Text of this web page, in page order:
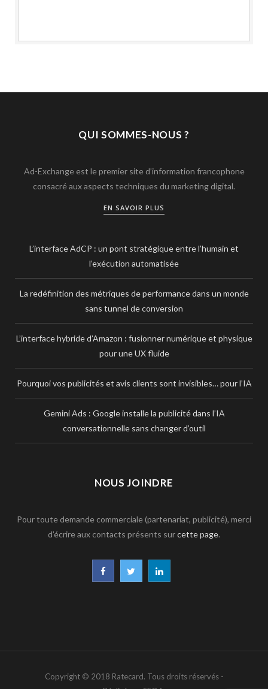
QUI SOMMES-NOUS ?
Ad-Exchange est le premier site d’information francophone
consacré aux aspects techniques du marketing digital.
EN SAVOIR PLUS
L’interface AdCP : un pont stratégique entre l’humain et
l’exécution automatisée
La redéfinition des métriques de performance dans un monde
sans tunnel de conversion
L’interface hybride d’Amazon : fusionner numérique et physique
pour une UX fluide
Pourquoi vos publicités et avis clients sont invisibles… pour l’IA
Gemini Ads : Google installe la publicité dans l’IA
conversationnelle sans changer d’outil
NOUS JOINDRE
Pour toute demande commerciale (partenariat, publicité), merci
d’écrire aux contacts présents surcette page.
F
o e
L
d
Copyright © 2018 Ratecard. Tous droits réservés -